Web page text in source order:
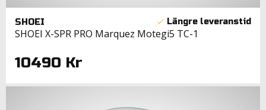
SHOEI
SHOEI X-SPR PRO Marquez Motegi5 TC-1
10490 Kr